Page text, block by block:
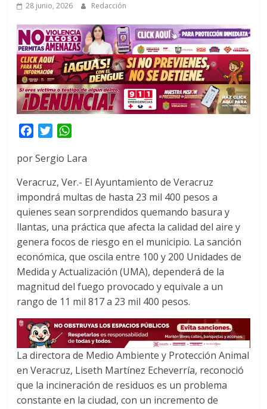
28 junio, 2026 Redacción
c
b
o
o
k
T
i
t
e
r
a
s
A
p
p
por Sergio Lara
Veracruz, Ver.- El Ayuntamiento de Veracruz
impondrá multas de hasta 23 mil 400 pesos a
quienes sean sorprendidos quemando basura y
llantas, una práctica que afecta la calidad del aire y
genera focos de riesgo en el municipio. La sanción
económica, que oscila entre 100 y 200 Unidades de
Medida y Actualización (UMA), dependerá de la
magnitud del fuego provocado y equivale a un
rango de 11 mil 817 a 23 mil 400 pesos.
La directora de Medio Ambiente y Protección Animal
en Veracruz, Liseth Martínez Echeverría, reconoció
que la incineración de residuos es un problema
constante en la ciudad, con un incremento de